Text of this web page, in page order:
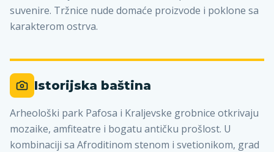
suvenire. Tržnice nude domaće proizvode i poklone sa
karakterom ostrva.
Istorijska baština
Arheološki park Pafosa i Kraljevske grobnice otkrivaju
mozaike, amfiteatre i bogatu antičku prošlost. U
kombinaciji sa Afroditinom stenom i svetionikom, grad